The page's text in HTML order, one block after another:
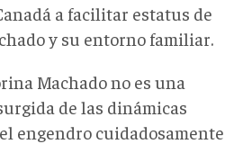
a facilitar estatus de
y su entorno familiar.
Machado no es una
de las dinámicas
engendro cuidadosamente